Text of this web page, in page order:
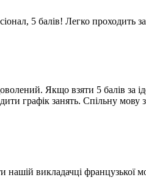
5 балів! Легко проходить
Якщо взяти 5 балів за
графік занять. Спільну
викладачці французької